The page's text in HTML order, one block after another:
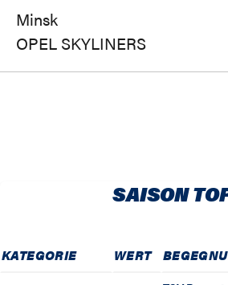
Minsk
OPEL SKYLINERS
SAISON
KATEGORIE WERT